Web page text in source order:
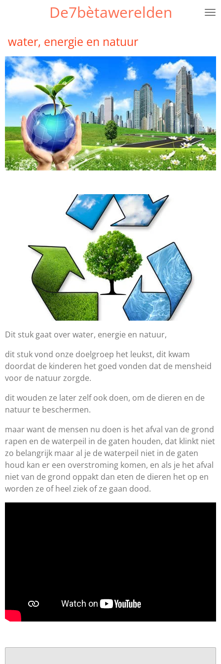
de
hoofdinhoud
De7bètawerelden
water, energie en natuur
Dit stuk gaat over water, energie en natuur,
dit stuk vond onze doelgroep het leukst, dit kwam
doordat de kinderen het goed vonden dat de mensheid
voor de natuur zorgde.
dit wouden ze later zelf ook doen, om de dieren en de
natuur te beschermen.
maar want de mensen nu doen is het afval van de grond
rapen en de waterpeil in de gaten houden, dat klinkt niet
zo belangrijk maar al je de waterpeil niet in de gaten
houd kan er een overstroming komen, en als je het afval
niet van de grond oppakt dan eten de dieren het op en
worden ze of heel ziek of ze gaan dood.